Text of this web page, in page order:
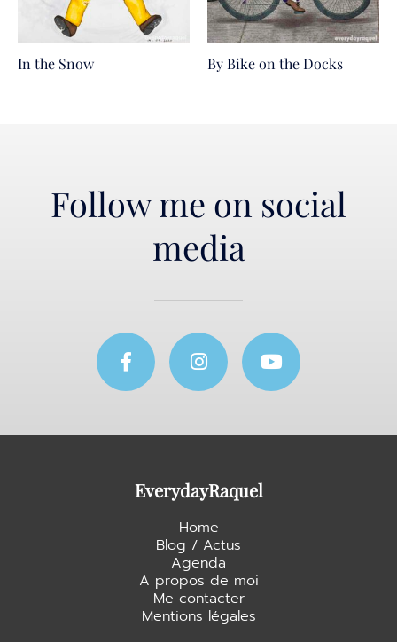
In the Snow By Bike on the Docks
Follow me on social
media
F
a
c
e
o
k
I
n
t
g
m
Y
o
t
b
EverydayRaquel
Home
Blog / Actus
Agenda
A propos de moi
Me contacter
Mentions légales